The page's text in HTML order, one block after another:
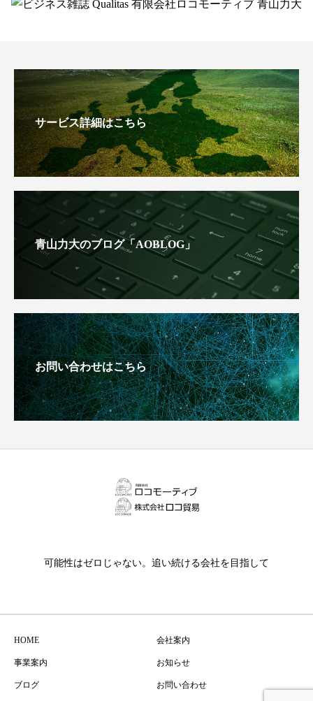
サービス詳細はこちら
青山力大のブログ「AOBLOG」
お問い合わせはこちら
可能性はゼロじゃない。追い続ける会社を目指して
HOME 会社案内
事業案内 お知らせ
ブログ お問い合わせ